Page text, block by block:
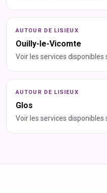
AUTOUR DE LISIEUX
Ouilly-le-Vicomte
Voir les services disponibles
AUTOUR DE LISIEUX
Glos
Voir les services disponibles